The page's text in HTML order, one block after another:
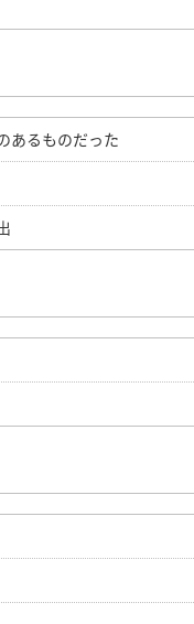
あるものだった